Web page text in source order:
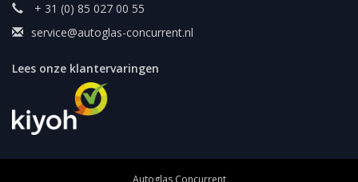
+ 31 (0) 85 027 00 55
service@autoglas-concurrent.nl
Lees onze klantervaringen